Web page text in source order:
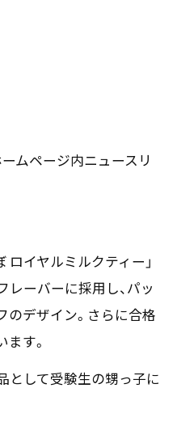
ムページ内ニュースリ
ロイヤルミルクティー」
ーバーに採用し、パッ
のデザイン。さらに合格
す。
として受験生の甥っ子に